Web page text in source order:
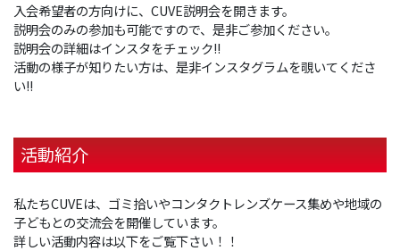
入会希望者の⽅向けに、CUVE説明会を開きます。
説明会のみの参加も可能ですので、是非ご参加ください。
説明会の詳細はインスタをチェック!!
活動の様子が知りたい⽅は、是⾮インスタグラムを覗いてくださ
い!!
活動紹介
私たちCUVEは、ゴミ拾いやコンタクトレンズケース集めや地域の
子どもとの交流会を開催しています。
詳しい活動内容は以下をご覧下さい！！